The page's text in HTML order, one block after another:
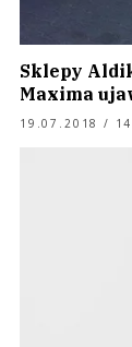
Sklepy
Maxima
19.07.2018 /